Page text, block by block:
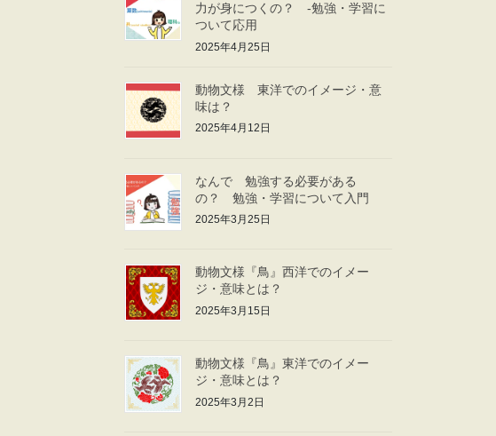
力が身につくの？ -勉強・学習に
ついて応用
2025年4月25日
動物文様 東洋でのイメージ・意
味は？
2025年4月12日
なんで 勉強する必要がある
の？ 勉強・学習について入門
2025年3月25日
動物文様『鳥』西洋でのイメー
ジ・意味とは？
2025年3月15日
動物文様『鳥』東洋でのイメー
ジ・意味とは？
2025年3月2日